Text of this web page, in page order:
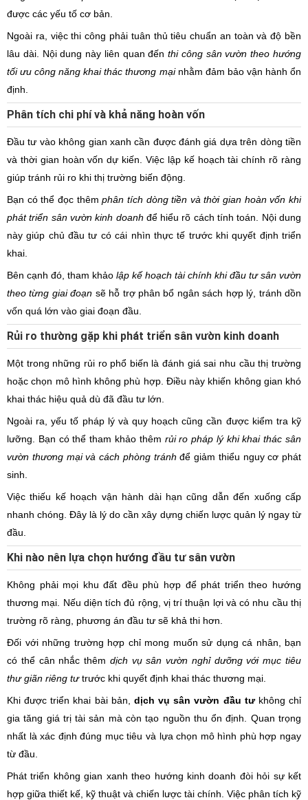
được các yếu tố cơ bản.
Ngoài ra, việc thi công phải tuân thủ tiêu chuẩn an toàn và độ bền
lâu dài. Nội dung này liên quan đếnthi công sân vườn theo hướng
tối ưu công năng khai thác thương mạinhằm đảm bảo vận hành ổn
định.
Phân tích chi phí và khả năng hoàn vốn
Đầu tư vào không gian xanh cần được đánh giá dựa trên dòng tiền
và thời gian hoàn vốn dự kiến. Việc lập kế hoạch tài chính rõ ràng
giúp tránh rủi ro khi thị trường biến động.
Bạn có thể đọc thêmphân tích dòng tiền và thời gian hoàn vốn khi
phát triển sân vườn kinh doanh để hiểu rõ cách tính toán. Nội dung
này giúp chủ đầu tư có cái nhìn thực tế trước khi quyết định triển
khai.
Bên cạnh đó, tham khảo lập kế hoạch tài chính khi đầu tư sân vườn
theo từng giai đoạn sẽ hỗ trợ phân bổ ngân sách hợp lý, tránh dồn
vốn quá lớn vào giai đoạn đầu.
Rủi ro thường gặp khi phát triển sân vườn kinh doanh
Một trong những rủi ro phổ biến là đánh giá sai nhu cầu thị trường
hoặc chọn mô hình không phù hợp. Điều này khiến không gian khó
khai thác hiệu quả dù đã đầu tư lớn.
Ngoài ra, yếu tố pháp lý và quy hoạch cũng cần được kiểm tra kỹ
lưỡng. Bạn có thể tham khảo thêm rủi ro pháp lý khi khai thác sân
vườn thương mại và cách phòng tránh để giảm thiểu nguy cơ phát
sinh.
Việc thiếu kế hoạch vận hành dài hạn cũng dẫn đến xuống cấp
nhanh chóng. Đây là lý do cần xây dựng chiến lược quản lý ngay từ
đầu.
Khi nào nên lựa chọn hướng đầu tư sân vườn
Không phải mọi khu đất đều phù hợp để phát triển theo hướng
thương mại. Nếu diện tích đủ rộng, vị trí thuận lợi và có nhu cầu thị
trường rõ ràng, phương án đầu tư sẽ khả thi hơn.
Đối với những trường hợp chỉ mong muốn sử dụng cá nhân, bạn
có thể cân nhắc thêm dịch vụ sân vườn nghỉ dưỡng với mục tiêu
thư giãn riêng tưtrước khi quyết định khai thác thương mại.
Khi được triển khai bài bản, dịch vụ sân vườn đầu tưkhông chỉ
gia tăng giá trị tài sản mà còn tạo nguồn thu ổn định. Quan trọng
nhất là xác định đúng mục tiêu và lựa chọn mô hình phù hợp ngay
từ đầu.
Phát triển không gian xanh theo hướng kinh doanh đòi hỏi sự kết
hợp giữa thiết kế, kỹ thuật và chiến lược tài chính. Việc phân tích kỹ